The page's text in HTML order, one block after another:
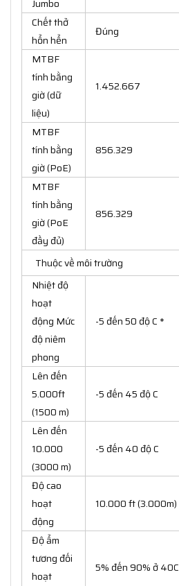
Jumbo
Chết thở
hổn hển
Đúng
MTBF
tính bằng
giờ (dữ
liệu)
1.452.667
MTBF
tính bằng
giờ (PoE)
856.329
MTBF
tính bằng
giờ (PoE
đầy đủ)
856.329
Thuộc về môi trường
Nhiệt độ
hoạt
động Mức
độ niêm
phong
-5 đến 50 độ C *
Lên đến
5.000ft
(1500 m)
-5 đến 45 độ C
Lên đến
10.000
(3000 m)
-5 đến 40 độ C
Độ cao
hoạt
động
10.000 ft (3.000m)
Độ ẩm
tương đối
hoạt
5% đến 90% ở 40C